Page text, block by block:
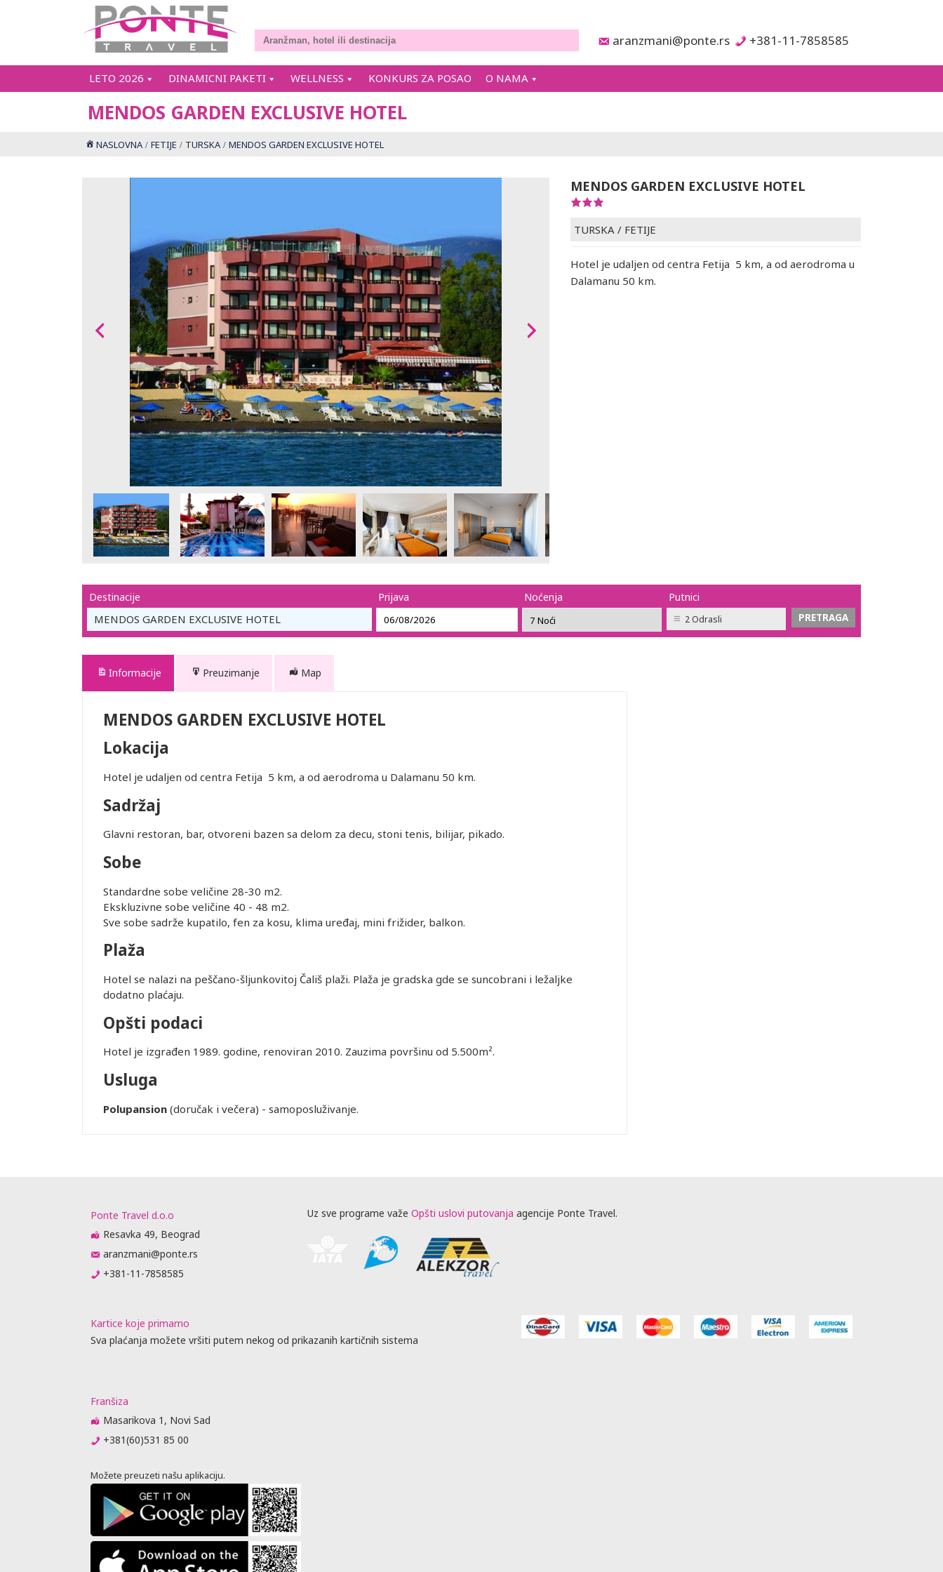
aranzmani@ponte.rs +381-11-7858585
LETO 2026 DINAMICNI PAKETI WELLNESS KONKURS ZA POSAO O NAMA
MENDOS GARDEN EXCLUSIVE HOTEL
NASLOVNA FETIJE TURSKA MENDOS GARDEN EXCLUSIVE HOTEL
MENDOS GARDEN EXCLUSIVE HOTEL
TURSKA / FETIJE
Hotel je udaljen od centra Fetija 5 km, a od aerodroma u
Dalamanu 50 km.
Destinacije
MENDOS GARDEN EXCLUSIVE HOTEL
Prijava Noćenja Putnici
2 Odrasli
Informacije Preuzimanje Map
MENDOS GARDEN EXCLUSIVE HOTEL
Lokacija
Hotel je udaljen od centra Fetija 5 km, a od aerodroma u Dalamanu 50 km.
Sadržaj
Glavni restoran, bar, otvoreni bazen sa delom za decu, stoni tenis, bilijar, pikado.
Sobe
Standardne sobe veličine 28-30 m2.
Ekskluzivne sobe veličine 40 - 48 m2.
Sve sobe sadrže kupatilo, fen za kosu, klima uređaj, mini frižider, balkon.
Plaža
Hotel se nalazi na peščano-šljunkovitoj Čališ plaži. Plaža je gradska gde se suncobrani i ležaljke
dodatno plaćaju.
Opšti podaci
Hotel je izgrađen 1989. godine, renoviran 2010. Zauzima površinu od 5.500m².
Usluga
Polupansion (doručak i večera) - samoposluživanje.
Ponte Travel d.o.o
Resavka 49, Beograd
aranzmani@ponte.rs
+381-11-7858585
Uz sve programe važe Opšti uslovi putovanja agencije Ponte Travel.
Kartice koje primamo
Sva plaćanja možete vršiti putem nekog od prikazanih kartičnih sistema
Franšiza
Masarikova 1, Novi Sad
+381(60)531 85 00
Možete preuzeti našu aplikaciju.